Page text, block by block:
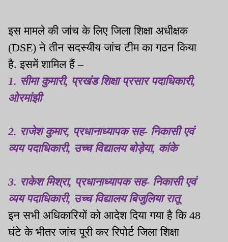
इस मामले की जांच के लिए जिला शिक्षा अधीक्षक
(DSE) ने तीन सदस्यीय जांच टीम का गठन किया
है. इसमें शामिल हैं –
1. सीमा कुमारी, प्रखंड शिक्षा प्रसार पदाधिकारी,
ओरमांझी
2. राजेश कुमार, प्रधानाध्यापक सह- निकासी एवं
व्यय पदाधिकारी, उच्च विद्यालय बोड़ेया, कांके
3. राकेश मिश्रा, प्रधानाध्यापक सह- निकासी एवं
व्यय पदाधिकारी, उच्च विद्यालय बिजुलिया रातू
इन सभी अधिकारियों को आदेश दिया गया है कि 48
घंटे के भीतर जांच पूरी कर रिपोर्ट जिला शिक्षा